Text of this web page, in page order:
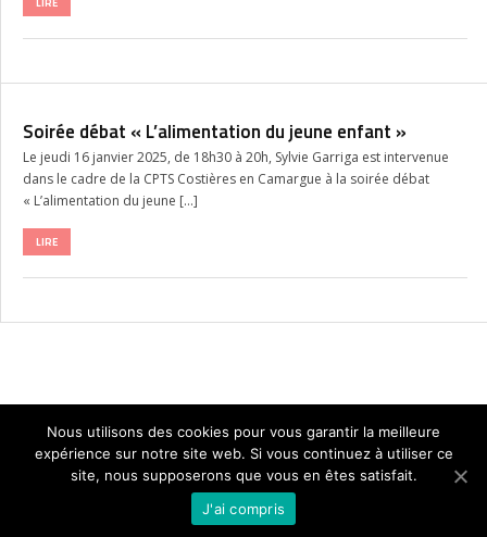
Soirée débat « L’alimentation du jeune enfant »
Le jeudi 16 janvier 2025, de 18h30 à 20h, Sylvie Garriga est intervenue
dans le cadre de la CPTS Costières en Camargue à la soirée débat
« L’alimentation du jeune […]
LIRE
VOIR PLUS D'ARTICLES
Nous utilisons des cookies pour vous garantir la meilleure
expérience sur notre site web. Si vous continuez à utiliser ce
site, nous supposerons que vous en êtes satisfait.
J'ai compris